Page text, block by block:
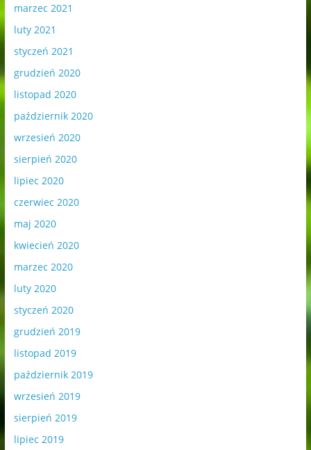
marzec 2021
luty 2021
styczeń 2021
grudzień 2020
listopad 2020
październik 2020
wrzesień 2020
sierpień 2020
lipiec 2020
czerwiec 2020
maj 2020
kwiecień 2020
marzec 2020
luty 2020
styczeń 2020
grudzień 2019
listopad 2019
październik 2019
wrzesień 2019
sierpień 2019
lipiec 2019